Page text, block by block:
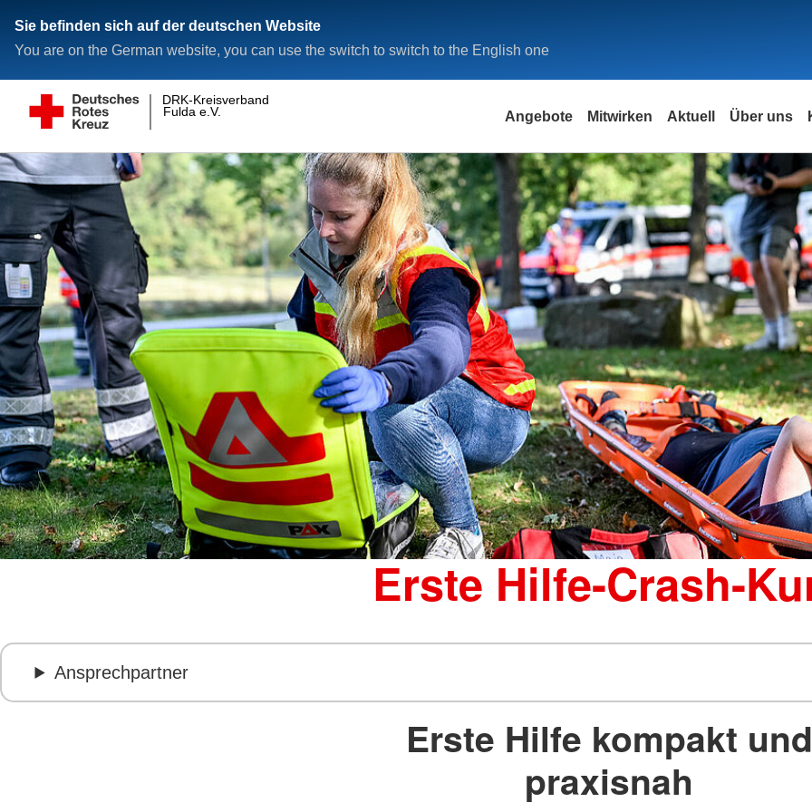
Sie befinden sich auf der deutschen Website
You are on the German website, you can use the switch to switch to the English one
Fulda e.V.
DRK-Kreisverband
Angebote Mitwirken Aktuell Über uns
Erste Hilfe-Crash-
Ansprechpartner
Erste Hilfe kompakt und
praxisnah